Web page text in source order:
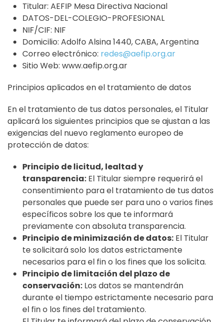
Titular: AEFIP Mesa Directiva Nacional
DATOS-DEL-COLEGIO-PROFESIONAL
NIF/CIF: NIF
Domicilio: Adolfo Alsina 1440, CABA, Argentina
Correo electrónico: redes@aefip.org.ar
Sitio Web: www.aefip.org.ar
Principios aplicados en el tratamiento de datos
En el tratamiento de tus datos personales, el Titular
aplicará los siguientes principios que se ajustan a las
exigencias del nuevo reglamento europeo de
protección de datos:
Principio de licitud, lealtad y
transparencia: El Titular siempre requerirá el
consentimiento para el tratamiento de tus datos
personales que puede ser para uno o varios fines
específicos sobre los que te informará
previamente con absoluta transparencia.
Principio de minimización de datos: El Titular
te solicitará solo los datos estrictamente
necesarios para el fin o los fines que los solicita.
Principio de limitación del plazo de
conservación: Los datos se mantendrán
durante el tiempo estrictamente necesario para
el fin o los fines del tratamiento.